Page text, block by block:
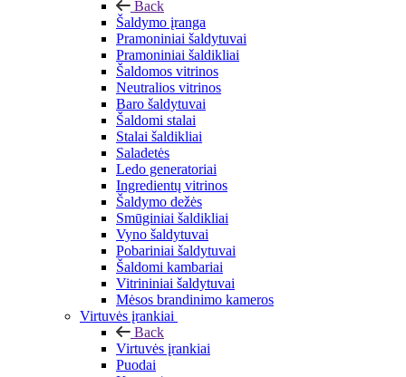
Back
Šaldymo įranga
Pramoniniai šaldytuvai
Pramoniniai šaldikliai
Šaldomos vitrinos
Neutralios vitrinos
Baro šaldytuvai
Šaldomi stalai
Stalai šaldikliai
Saladetės
Ledo generatoriai
Ingredientų vitrinos
Šaldymo dežės
Smūginiai šaldikliai
Vyno šaldytuvai
Pobariniai šaldytuvai
Šaldomi kambariai
Vitrininiai šaldytuvai
Mėsos brandinimo kameros
Virtuvės įrankiai
Back
Virtuvės įrankiai
Puodai